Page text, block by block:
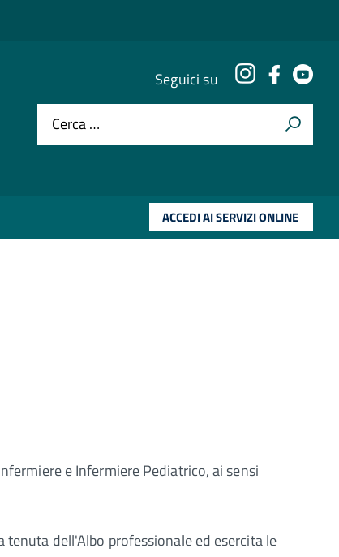
Seguici su Instagram
Facebook
Cerca …
ACCEDI AI SERVIZI ONLINE
e Infermiere Pediatrico, ai sensi
dell'Albo professionale ed esercita le